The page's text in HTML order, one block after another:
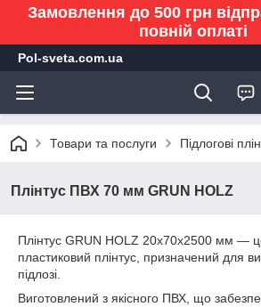
Замовлення до 500 грн
повній оплаті
Pol-sveta.com.ua
Товари та послуги Підлогові
Плінтус ПВХ 70 мм GRUN HOLZ
Плінтус GRUN HOLZ 20х70х2500 мм —
пластиковий плінтус, призначений для
підлозі.
Виготовлений з якісного ПВХ, що